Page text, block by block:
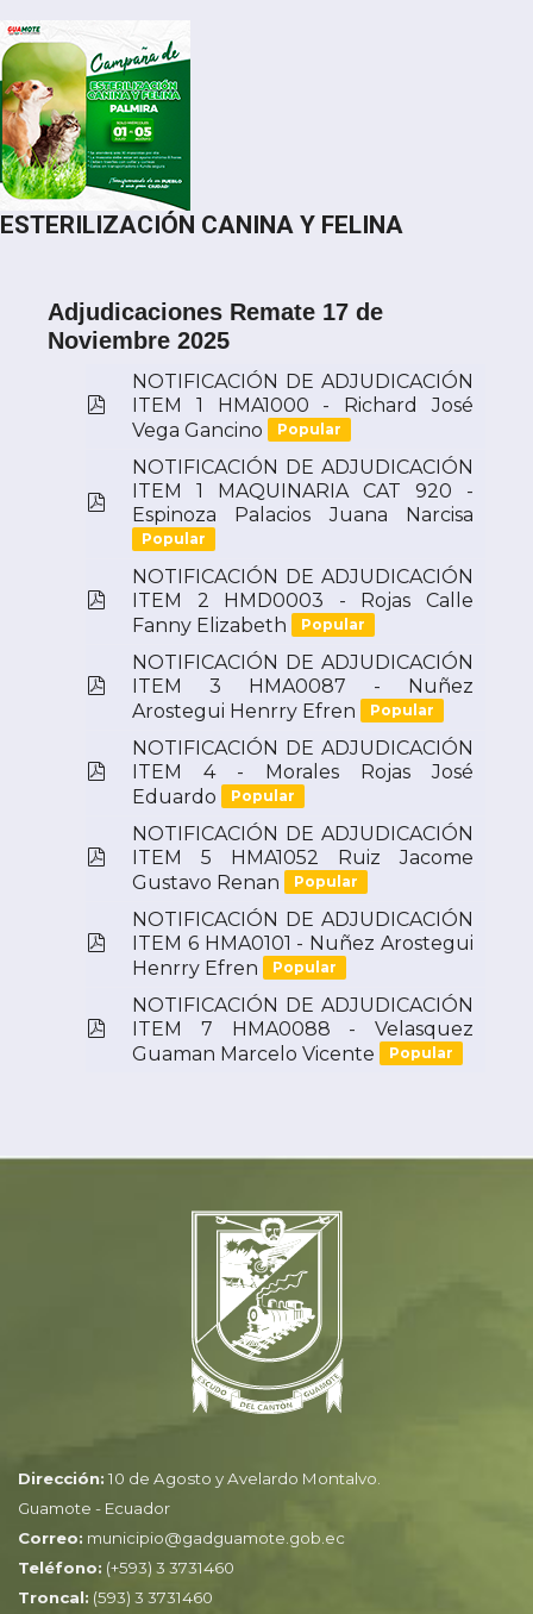
ESTERILIZACIÓN CANINA Y FELINA
Adjudicaciones Remate 17 de
Noviembre 2025
pdf
NOTIFICACIÓN DE ADJUDICACIÓN
ITEM 1 HMA1000 - Richard José
Vega Gancino
Popular
pdf
NOTIFICACIÓN DE ADJUDICACIÓN
ITEM 1 MAQUINARIA CAT 920 -
Espinoza Palacios Juana Narcisa
Popular
pdf
NOTIFICACIÓN DE ADJUDICACIÓN
ITEM 2 HMD0003 - Rojas Calle
Fanny Elizabeth
Popular
pdf
NOTIFICACIÓN DE ADJUDICACIÓN
ITEM 3 HMA0087 - Nuñez
Arostegui Henrry Efren
Popular
pdf
NOTIFICACIÓN DE ADJUDICACIÓN
ITEM 4 - Morales Rojas José
Eduardo
Popular
pdf
NOTIFICACIÓN DE ADJUDICACIÓN
ITEM 5 HMA1052 Ruiz Jacome
Gustavo Renan
Popular
pdf
NOTIFICACIÓN DE ADJUDICACIÓN
ITEM 6 HMA0101 - Nuñez Arostegui
Henrry Efren
Popular
pdf
NOTIFICACIÓN DE ADJUDICACIÓN
ITEM 7 HMA0088 - Velasquez
Guaman Marcelo Vicente
Popular
Dirección: 10 de Agosto y Avelardo Montalvo.
Guamote - Ecuador
Correo: municipio@gadguamote.gob.ec
Teléfono: (+593) 3 3731460
Troncal: (593) 3 3731460